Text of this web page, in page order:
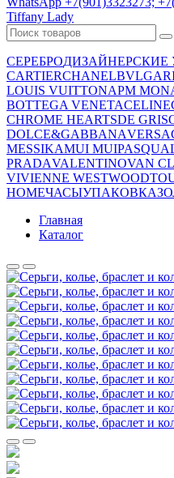
Tiffany Lady
СЕРЕБРО
CARTIERCHANEL
LOUIS VUITTONAPM
BOTTEGA VENETACELINE
CHROME HEARTSDE
DOLCE&GABBANA
MESSIKAMUI MUI
PRADAVALENTINOVAN
VIVIENNE WESTWOOD
HOMEЧАСЫУПАКОВКА
Главная
Каталог